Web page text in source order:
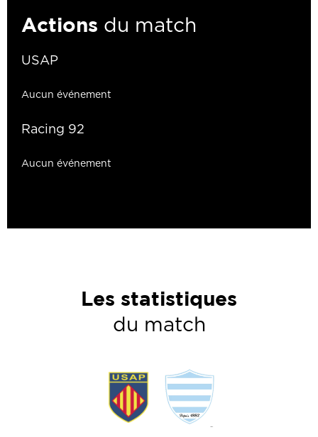
Actions du match
USAP
Aucun événement
Racing 92
Aucun événement
Les statistiques
du match